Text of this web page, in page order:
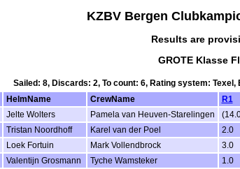
KZBV Bergen
Results are
GROTE Klasse
Sailed: 8, Discards: 2, To count: 6, Rating system:
HelmName CrewName R1
Jelte Wolters Pamela van Heuven-Starelingen
Tristan Noordhoff Karel van der Poel 2.0
Loek Fortuin Mark Vollendbrock 3.0
Valentijn Grosmann Tyche Wamsteker 1.0